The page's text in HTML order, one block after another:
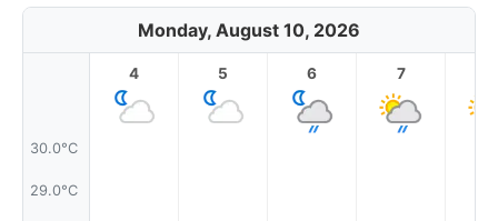
Monday, August 10, 2026
30.0°C
29.0°C
4 5 6 7